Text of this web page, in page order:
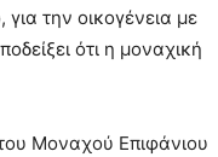
την οικογένεια με
ότι η μοναχική
Μοναχού Επιφάνιου